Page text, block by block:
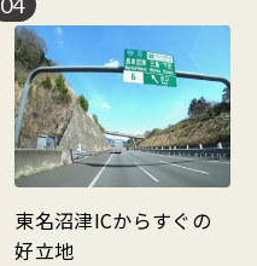
東名沼津ICからすぐの
好立地